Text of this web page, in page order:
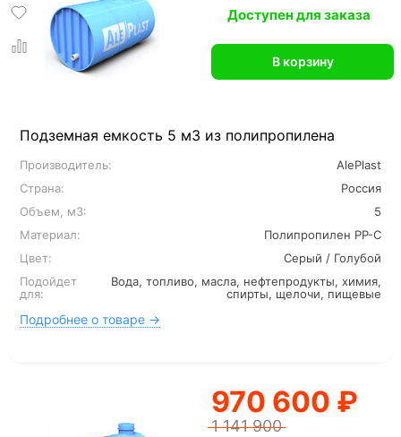
Подземная емкость 5 м3 из полипропилена
Производитель:
AlePlast
Страна:
Россия
Объем, м3:
5
Материал:
Полипропилен PP-C
Цвет:
Серый / Голубой
Подойдет
для:
Вода, топливо, масла, нефтепродукты, химия,
спирты, щелочи, пищевые
Подробнее о товаре →
Доступен для заказа
В корзину
970 600 ₽
1 141 900